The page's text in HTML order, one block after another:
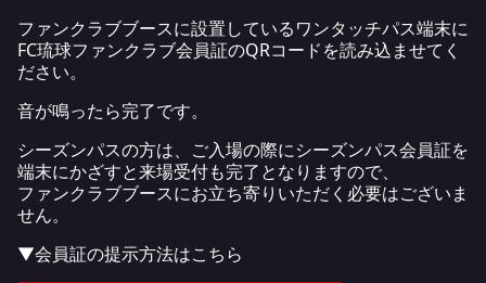
ファンクラブブースに設置しているワンタッチパス端末に
FC琉球ファンクラブ会員証のQRコードを読み込ませてく
ださい。
音が鳴ったら完了です。
シーズンパスの方は、ご入場の際にシーズンパス会員証を
端末にかざすと来場受付も完了となりますので、
ファンクラブブースにお立ち寄りいただく必要はございま
せん。
▼会員証の提示方法はこちら